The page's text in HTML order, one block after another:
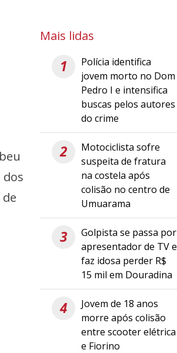
Mais lidas
1
Polícia identifica
jovem morto no Dom
Pedro I e intensifica
buscas pelos autores
do crime
2
Motociclista sofre
suspeita de fratura
na costela após
colisão no centro de
Umuarama
3
Golpista se passa por
apresentador de TV e
faz idosa perder R$
15 mil em Douradina
4
Jovem de 18 anos
morre após colisão
entre scooter elétrica
e Fiorino